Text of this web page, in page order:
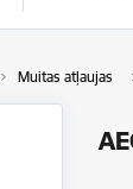
Muitas atļaujas